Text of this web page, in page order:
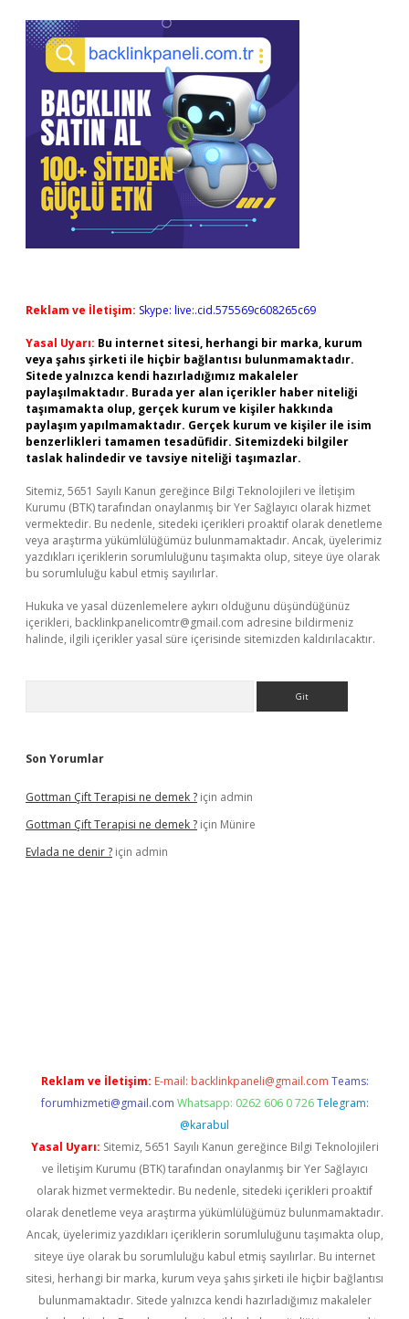
Reklam ve İletişim: Skype: live:.cid.575569c608265c69
Yasal Uyarı: Bu internet sitesi, herhangi bir marka, kurum
veya şahıs şirketi ile hiçbir bağlantısı bulunmamaktadır.
Sitede yalnızca kendi hazırladığımız makaleler
paylaşılmaktadır. Burada yer alan içerikler haber niteliği
taşımamakta olup, gerçek kurum ve kişiler hakkında
paylaşım yapılmamaktadır. Gerçek kurum ve kişiler ile isim
benzerlikleri tamamen tesadüfidir. Sitemizdeki bilgiler
taslak halindedir ve tavsiye niteliği taşımazlar.
Sitemiz, 5651 Sayılı Kanun gereğince Bilgi Teknolojileri ve İletişim
Kurumu (BTK) tarafından onaylanmış bir Yer Sağlayıcı olarak hizmet
vermektedir. Bu nedenle, sitedeki içerikleri proaktif olarak denetleme
veya araştırma yükümlülüğümüz bulunmamaktadır. Ancak, üyelerimiz
yazdıkları içeriklerin sorumluluğunu taşımakta olup, siteye üye olarak
bu sorumluluğu kabul etmiş sayılırlar.
Hukuka ve yasal düzenlemelere aykırı olduğunu düşündüğünüz
içerikleri, backlinkpanelicomtr@gmail.com adresine bildirmeniz
halinde, ilgili içerikler yasal süre içerisinde sitemizden kaldırılacaktır.
Son Yorumlar
Gottman Çift Terapisi ne demek ? için admin
Gottman Çift Terapisi ne demek ? için Münire
Evlada ne denir ? için admin
Reklam ve İletişim: E-mail: backlinkpaneli@gmail.com Teams:
forumhizmeti@gmail.com Whatsapp: 0262 606 0 726 Telegram:
@karabul
Yasal Uyarı: Sitemiz, 5651 Sayılı Kanun gereğince Bilgi Teknolojileri
ve İletişim Kurumu (BTK) tarafından onaylanmış bir Yer Sağlayıcı
olarak hizmet vermektedir. Bu nedenle, sitedeki içerikleri proaktif
olarak denetleme veya araştırma yükümlülüğümüz bulunmamaktadır.
Ancak, üyelerimiz yazdıkları içeriklerin sorumluluğunu taşımakta olup,
siteye üye olarak bu sorumluluğu kabul etmiş sayılırlar. Bu internet
sitesi, herhangi bir marka, kurum veya şahıs şirketi ile hiçbir bağlantısı
bulunmamaktadır. Sitede yalnızca kendi hazırladığımız makaleler